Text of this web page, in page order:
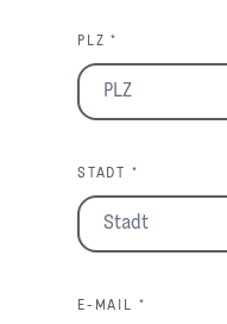
PLZ *
STADT *
E-MAIL *